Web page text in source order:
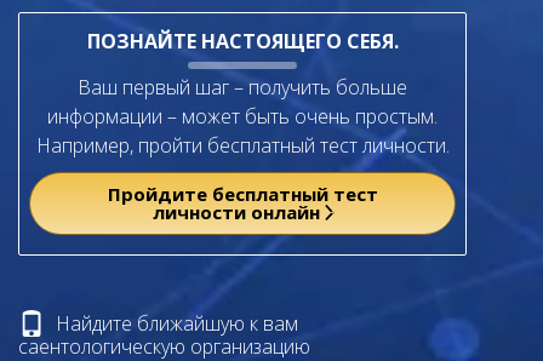
ПОЗНАЙТЕ НАСТОЯЩЕГО СЕБЯ.
Ваш первый шаг – получить больше
информации – может быть очень простым.
Например, пройти бесплатный тест личности.
Пройдите бесплатный тест
личности онлайн
Найдите ближайшую к вам
саентологическую организацию